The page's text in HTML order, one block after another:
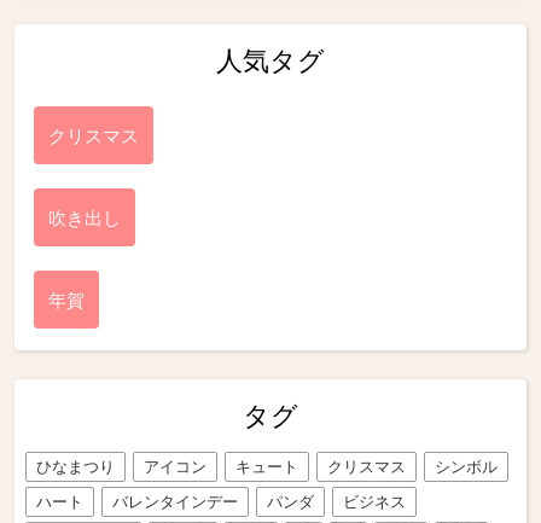
人気タグ
クリスマス
吹き出し
年賀
タグ
ひなまつり アイコン キュート クリスマス
シンボル
ハート
バレンタインデー パンダ
ビジネス